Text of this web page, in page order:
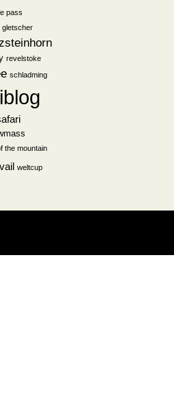
pass
gletscher
revelstoke
schladming
the mountain
vail weltcup